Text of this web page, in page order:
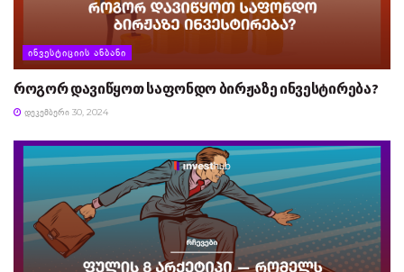
ᲘᲜᲕᲔᲡᲢᲘᲪᲘᲘᲡ ᲐᲜᲑᲐᲜᲘ
როგორ დავიწყოთ საფონდო ბირჟაზე ინვესტირება?
ᲓᲔᲙᲔᲛᲑᲔᲠᲘ 30, 2024